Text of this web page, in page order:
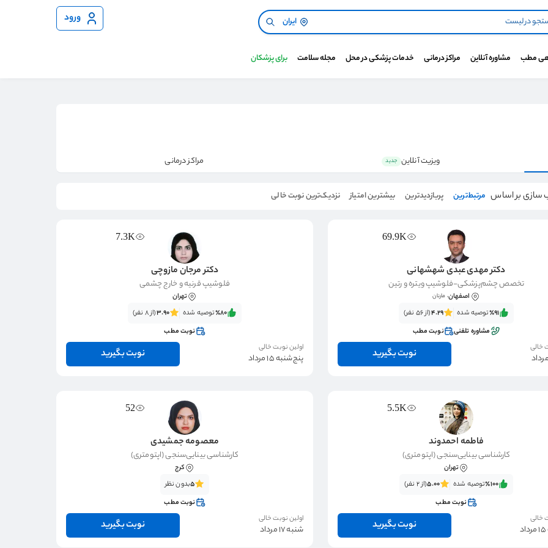
ایران ورود
مطب مشاوره آنلاین مراکز درمانی خدمات پزشکی در محل مجله سلامت برای پزشکان
ویزیت آنلاین جدید مراکز درمانی
سازی بر اساس مرتبط‌ترین پربازدیدترین بیشترین امتیاز نزدیک‌ترین نوبت خالی
69.9K
دکتر مهدی عبدی شهشهانی
تخصص چشم‌پزشکی-فلوشیپ ویتره و رتین
اصفهان، مارنان
٪91‌‌‌توصیه شده 4.29(از 56 نفر)
مشاوره تلفنی
نوبت مطب
خالی
نوبت بگیرید
7.3K
دکتر مرجان مازوچی
فلوشیپ قرنیه و خارج چشمی
تهران
٪80‌‌‌توصیه شده 3.90(از 8 نفر)
نوبت مطب
اولین نوبت خالی
پنج‌شنبه 15 مرداد نوبت بگیرید
5.5K
فاطمه احمدوند
کارشناسی بینایی‌سنجی (اپتومتری)
تهران
٪100‌‌‌توصیه شده 5.00(از 2 نفر)
نوبت مطب
خالی
نوبت بگیرید
52
معصومه جمشیدی
کارشناسی بینایی‌سنجی (اپتومتری)
کرج
5بدون نظر
نوبت مطب
اولین نوبت خالی
شنبه 17 مرداد نوبت بگیرید